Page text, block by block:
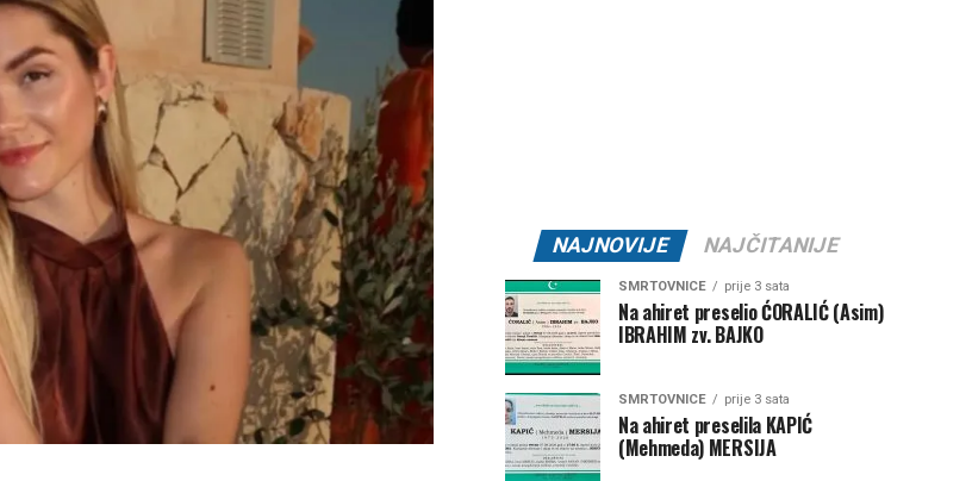
NAJNOVIJE NAJČITANIJE
SMRTOVNICE prije 3 sata
Na ahiret preselio ĆORALIĆ (Asim)
IBRAHIM zv. BAJKO
SMRTOVNICE prije 3 sata
Na ahiret preselila KAPIĆ
(Mehmeda) MERSIJA